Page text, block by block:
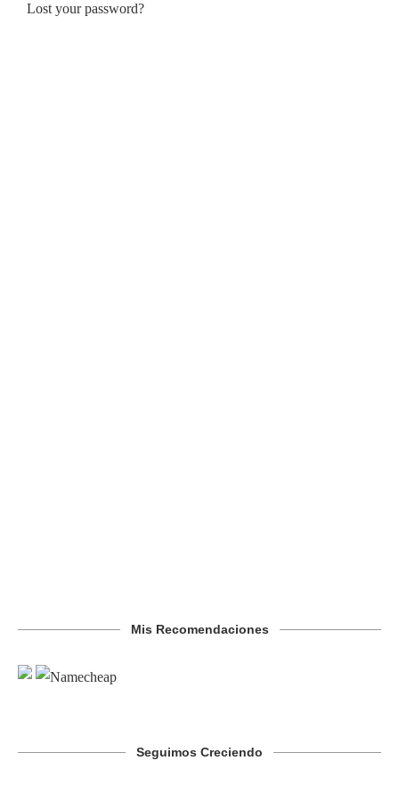
Lost your password?
Mis Recomendaciones
Seguimos Creciendo